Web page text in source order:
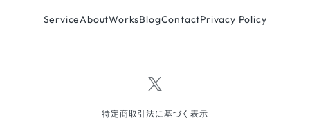
ServiceAboutWorksBlogContactPrivacy Policy
特定商取引法に基づく表示